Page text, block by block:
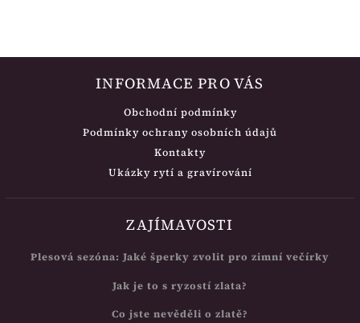
INFORMACE PRO VÁS
Obchodní podmínky
Podmínky ochrany osobních údajů
Kontakty
Ukázky rytí a gravírování
ZAJÍMAVOSTI
Plesová sezóna: Jaké šperky zvolit pro zimní večírky
Jak je to s ryzostí zlata?
Co jste nevěděli o zlatě?